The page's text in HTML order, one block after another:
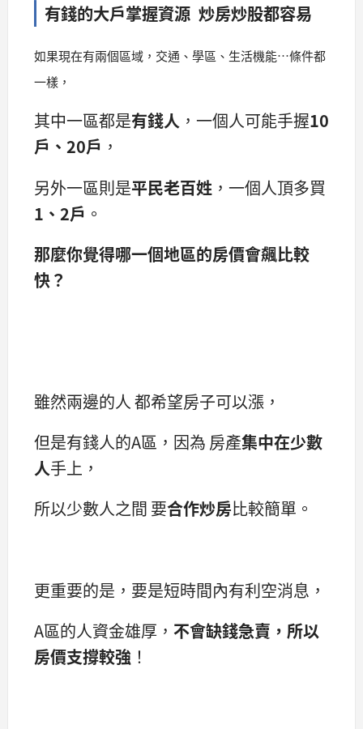
有錢的大戶掌握資源 炒房炒股都容易
如果現在有兩個區域，交通、學區、生活機能…條件都
一樣，
其中一區都是有錢人 ，一個人可能手握10
戶、20戶 ，
另外一區則是平民老百姓 ，一個人頂多買
1、2戶 。
那麼你覺得哪一個地區的房價會飆比較
快？
雖然兩邊的人 都希望房子可以漲，
但是有錢人的A區，因為 房產集中在少數
人手上，
所以少數人之間 要合作炒房比較簡單。
更重要的是，要是短時間內有利空消息，
A區的人資金雄厚， 不會缺錢急賣，所以
房價支撐較強 ！